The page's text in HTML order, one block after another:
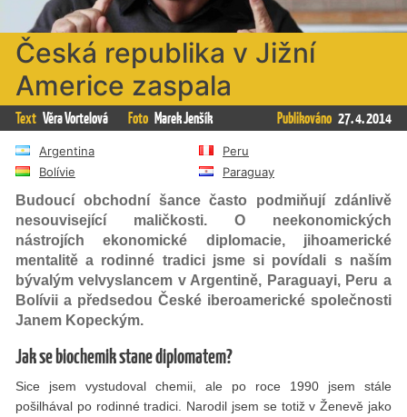
Česká republika v Jižní
Americe zaspala
Text Věra Vortelová Foto Marek Jenšík Publikováno 27. 4. 2014
Argentina
Peru
Bolívie
Paraguay
Budoucí obchodní šance často podmiňují zdánlivě
nesouvisející maličkosti. O neekonomických
nástrojích ekonomické diplomacie, jihoamerické
mentalitě a rodinné tradici jsme si povídali s naším
bývalým velvyslancem v Argentině, Paraguayi, Peru a
Bolívii a předsedou České iberoamerické společnosti
Janem Kopeckým.
Jak se biochemik stane diplomatem?
Sice jsem vystudoval chemii, ale po roce 1990 jsem stále
pošilhával po rodinné tradici. Narodil jsem se totiž v Ženevě jako